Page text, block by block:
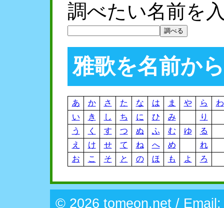
調べたい名前を
雅歌を名前か
あ か さ た な は ま や ら
わ
い
き し ち に ひ み
り
う
く す つ ぬ ふ む ゆ
る
え
け せ て ね へ め
れ
お
こ そ と の ほ も よ ろ
© 2026 tomeon.net /